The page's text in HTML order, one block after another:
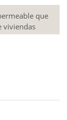
que
viviendas